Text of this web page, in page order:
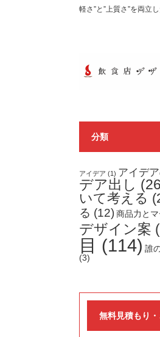
軽さ”と”上質さ”を両立
分類
アイデア (1) アイデ
デア出し
いて考える
る (12)商品力と
デザイン案
目 (114) 誰
(3)
無料見積もり